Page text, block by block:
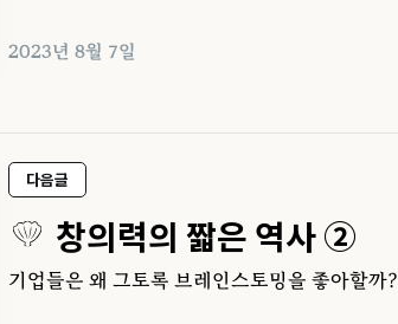
2023년 8월 7일
다음글
창의력의 짧은 역사 ②
기업들은 왜 그토록 브레인스토밍을 좋아할까?